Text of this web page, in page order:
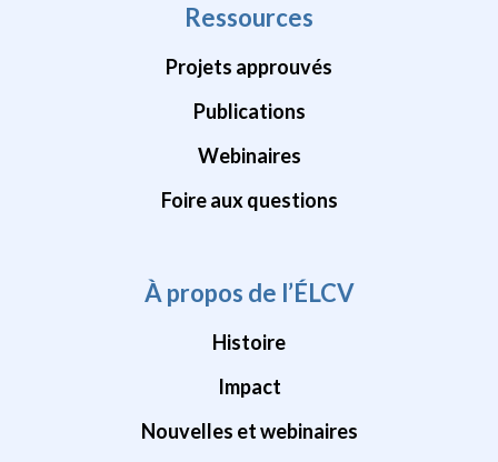
Ressources
Projets approuvés
Publications
Webinaires
Foire aux questions
À propos de l’ÉLCV
Histoire
Impact
Nouvelles et webinaires